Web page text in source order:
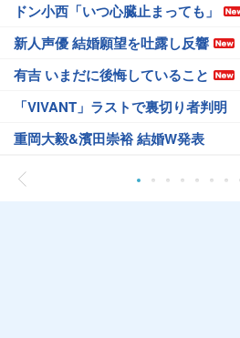
ドン小西「いつ心臓止まっても」
新人声優 結婚願望を吐露し反響
有吉 いまだに後悔していること
「VIVANT」ラストで裏切り者判明
重岡大毅&濱田崇裕 結婚W発表